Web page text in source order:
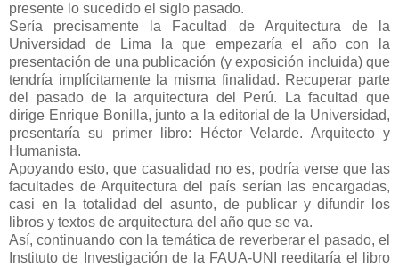
presente lo sucedido el siglo pasado.
Sería precisamente la Facultad de Arquitectura de la
Universidad de Lima la que empezaría el año con la
presentación de una publicación (y exposición incluida) que
tendría implícitamente la misma finalidad. Recuperar parte
del pasado de la arquitectura del Perú. La facultad que
dirige Enrique Bonilla, junto a la editorial de la Universidad,
presentaría su primer libro: Héctor Velarde. Arquitecto y
Humanista.
Apoyando esto, que casualidad no es, podría verse que las
facultades de Arquitectura del país serían las encargadas,
casi en la totalidad del asunto, de publicar y difundir los
libros y textos de arquitectura del año que se va.
Así, continuando con la temática de reverberar el pasado, el
Instituto de Investigación de la FAUA-UNI reeditaría el libro